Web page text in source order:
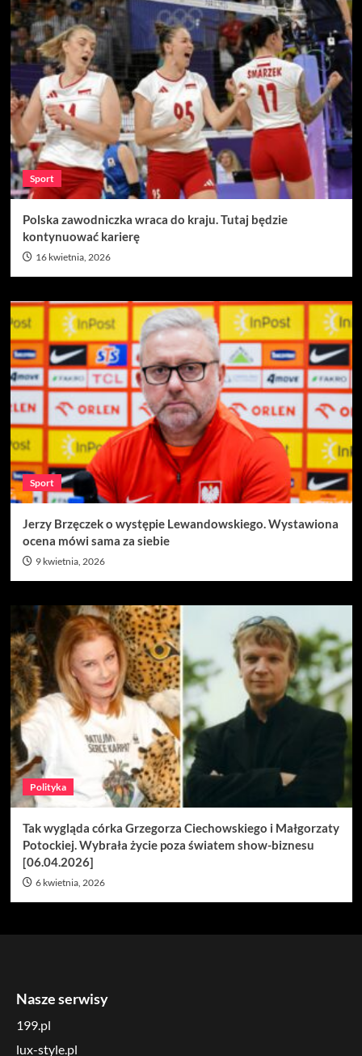
Sport
Polska zawodniczka wraca do kraju. Tutaj będzie
kontynuować karierę
16 kwietnia, 2026
Sport
Jerzy Brzęczek o występie Lewandowskiego. Wystawiona
ocena mówi sama za siebie
9 kwietnia, 2026
Polityka
Tak wygląda córka Grzegorza Ciechowskiego i Małgorzaty
Potockiej. Wybrała życie poza światem show-biznesu
[06.04.2026]
6 kwietnia, 2026
Nasze serwisy
199.pl
lux-style.pl